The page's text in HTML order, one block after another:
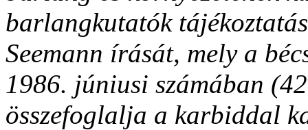
barlangkutatók
Seemann írását, mely a
1986. júniusi számában
összefoglalja a karbiddal